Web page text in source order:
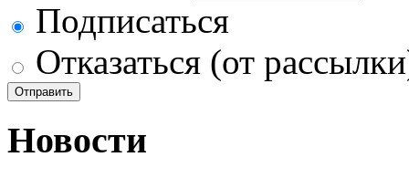
Подписаться
Отказаться (от
Новости